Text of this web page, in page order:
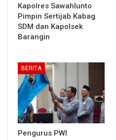
Kapolres Sawahlunto
Pimpin Sertijab Kabag
SDM dan Kapolsek
Barangin
BERITA
Pengurus PWI